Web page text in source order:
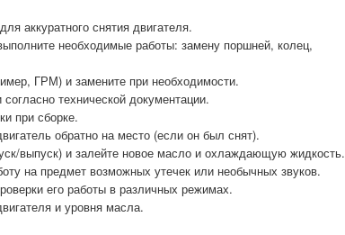
аккуратного снятия двигателя.
необходимые работы: замену поршней, колец,
ГРМ) и замените при необходимости.
технической документации.
при сборке.
обратно на место (если он был снят).
выпуск) и залейте новое масло и охлаждающую жидкость.
на предмет возможных утечек или необычных звуков.
его работы в различных режимах.
и уровня масла.